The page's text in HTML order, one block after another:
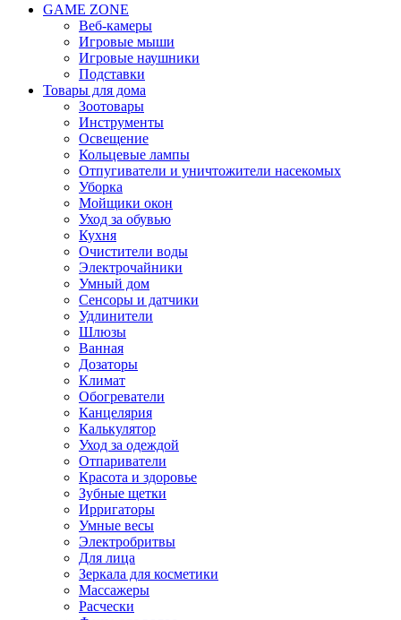
GAME ZONE
Веб-камеры
Игровые мыши
Игровые наушники
Подставки
Товары для дома
Зоотовары
Инструменты
Освещение
Кольцевые лампы
Отпугиватели и уничтожители насекомых
Уборка
Мойщики окон
Уход за обувью
Кухня
Очистители воды
Электрочайники
Умный дом
Сенсоры и датчики
Удлинители
Шлюзы
Ванная
Дозаторы
Климат
Обогреватели
Канцелярия
Калькулятор
Уход за одеждой
Отпариватели
Красота и здоровье
Зубные щетки
Ирригаторы
Умные весы
Электробритвы
Для лица
Зеркала для косметики
Массажеры
Расчески